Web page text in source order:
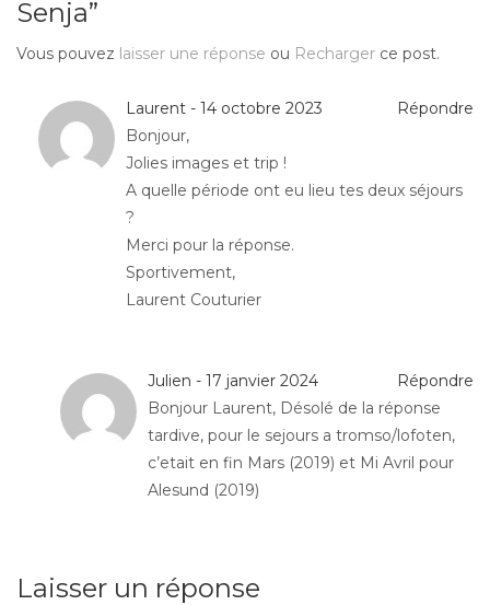
Senja”
Vous pouvez laisser une réponse ou Recharger ce post.
Laurent - 14 octobre 2023
Répondre
Bonjour,
Jolies images et trip !
A quelle période ont eu lieu tes deux séjours
?
Merci pour la réponse.
Sportivement,
Laurent Couturier
Julien - 17 janvier 2024
Répondre
Bonjour Laurent, Désolé de la réponse
tardive, pour le sejours a tromso/lofoten,
c’etait en fin Mars (2019) et Mi Avril pour
Alesund (2019)
Laisser un réponse